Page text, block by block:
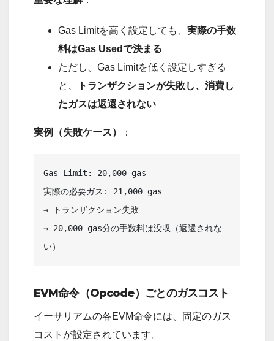
Gas Limitを高く設定しても、 実際の手数
料はGas Usedで決まる
ただし、Gas Limitを低く設定しすぎる
と、
トランザクションが失敗し、消費し
たガスは返還されない
実例（失敗ケース） ：
Gas Limit: 20,000 gas
実際の必要ガス: 21,000 gas
→ トランザクション失敗
→ 20,000 gas分の手数料は没収（返還されな
EVM命令（Opcode）ごとのガスコスト
イーサリアムの各EVM命令には、固定のガス
コストが設定されています。